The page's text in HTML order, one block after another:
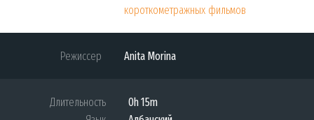
короткометражных фильмов
Режиссер Anita Morina
Длительность
0h 15m